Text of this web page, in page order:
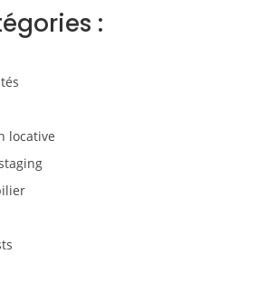
:
locative